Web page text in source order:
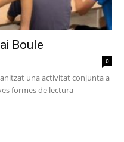
Boule
0
una activitat conjunta a
formes de lectura